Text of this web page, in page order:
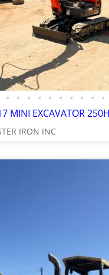
• • • • • • • • • •
MINI EXCAVATOR
IRON INC